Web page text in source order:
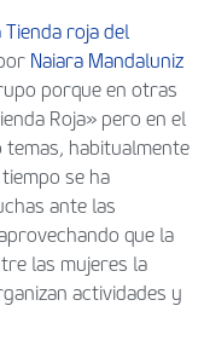
Tienda roja del
Naiara Mandaluniz
porque en otras
Roja» pero en el
habitualmente
se ha
ante las
que la
las mujeres la
actividades y